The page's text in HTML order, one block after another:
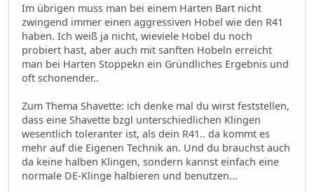
Im übrigen muss man bei einem Harten Bart nicht
zwingend immer einen aggressiven Hobel wie den R41
haben. Ich weiß ja nicht, wieviele Hobel du noch
probiert hast, aber auch mit sanften Hobeln erreicht
man bei Harten Stoppekn ein Gründliches Ergebnis und
oft schonender..
Zum Thema Shavette: ich denke mal du wirst feststellen,
dass eine Shavette bzgl unterschiedlichen Klingen
wesentlich toleranter ist, als dein R41.. da kommt es
mehr auf die Eigenen Technik an. Und du brauchst auch
da keine halben Klingen, sondern kannst einfach eine
normale DE-Klinge halbieren und benutzen...